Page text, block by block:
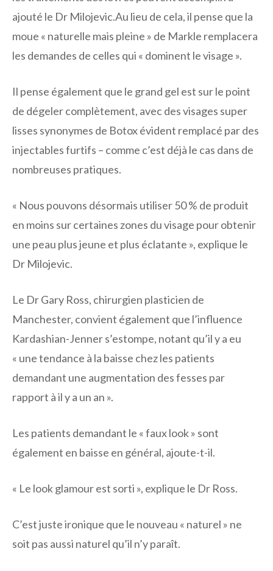
ajouté le Dr Milojevic.Au lieu de cela, il pense que la
moue « naturelle mais pleine » de Markle remplacera
les demandes de celles qui « dominent le visage ».
Il pense également que le grand gel est sur le point
de dégeler complètement, avec des visages super
lisses synonymes de Botox évident remplacé par des
injectables furtifs – comme c’est déjà le cas dans de
nombreuses pratiques.
« Nous pouvons désormais utiliser 50 % de produit
en moins sur certaines zones du visage pour obtenir
une peau plus jeune et plus éclatante », explique le
Dr Milojevic.
Le Dr Gary Ross, chirurgien plasticien de
Manchester, convient également que l’influence
Kardashian-Jenner s’estompe, notant qu’il y a eu
« une tendance à la baisse chez les patients
demandant une augmentation des fesses par
rapport à il y a un an ».
Les patients demandant le « faux look » sont
également en baisse en général, ajoute-t-il.
« Le look glamour est sorti », explique le Dr Ross.
C’est juste ironique que le nouveau « naturel » ne
soit pas aussi naturel qu’il n’y paraît.